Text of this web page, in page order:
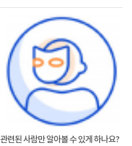
관련된 사람만 알아볼 수 있게 하나요?